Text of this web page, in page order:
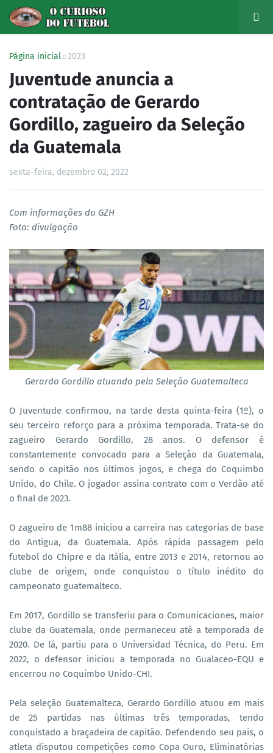
Página inicial 2023
Juventude anuncia a
contratação de Gerardo
Gordillo, zagueiro da Seleção
da Guatemala
sexta-feira, dezembro 02, 2022
Com informações da GZH
Foto: divulgação
Gerardo Gordillo atuando pela Seleção Guatemalteca
O Juventude confirmou, na tarde desta quinta-feira (1º), o
seu terceiro reforço para a próxima temporada. Trata-se do
zagueiro Gerardo Gordillo, 28 anos. O defensor é
constantemente convocado para a Seleção da Guatemala,
sendo o capitão nos últimos jogos, e chega do Coquimbo
Unido, do Chile. O jogador assina contrato com o Verdão até
o final de 2023.
O zagueiro de 1m88 iniciou a carreira nas categorias de base
do Antígua, da Guatemala. Após rápida passagem pelo
futebol do Chipre e da Itália, entre 2013 e 2014, retornou ao
clube de origem, onde conquistou o título inédito do
campeonato guatemalteco.
Em 2017, Gordillo se transferiu para o Comunicaciones, maior
clube da Guatemala, onde permaneceu até a temporada de
2020. De lá, partiu para o Universidad Técnica, do Peru. Em
2022, o defensor iniciou a temporada no Gualaceo-EQU e
encerrou no Coquimbo Unido-CHI.
Pela seleção Guatemalteca, Gerardo Gordillo atuou em mais
de 25 partidas nas últimas três temporadas, tendo
conquistado a braçadeira de capitão. Defendendo seu país, o
atleta disputou competições como Copa Ouro, Eliminatórias